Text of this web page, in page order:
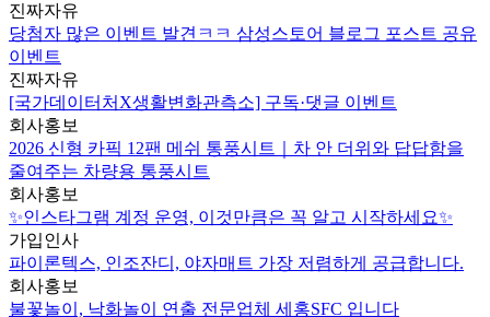
진짜자유
당첨자 많은 이벤트 발견ㅋㅋ 삼성스토어 블로그 포스트 공유
이벤트
진짜자유
[국가데이터처X생활변화관측소] 구독·댓글 이벤트
회사홍보
2026 신형 카픽 12팬 메쉬 통풍시트｜차 안 더위와 답답함을
줄여주는 차량용 통풍시트
회사홍보
✨인스타그램 계정 운영, 이것만큼은 꼭 알고 시작하세요✨
가입인사
파이론텍스, 인조잔디, 야자매트 가장 저렴하게 공급합니다.
회사홍보
불꽃놀이, 낙화놀이 연출 전문업체 세홍SFC 입니다